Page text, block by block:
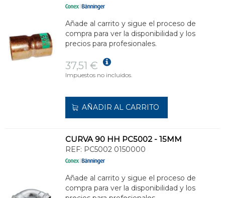
Añade al carrito y sigue el proceso de
compra para ver la disponibilidad y los
precios para profesionales.
37,51 €
Impuestos no incluidos.
AÑADIR AL CARRITO
CURVA 90 HH PC5002 - 15MM
REF: PC5002 0150000
Añade al carrito y sigue el proceso de
compra para ver la disponibilidad y los